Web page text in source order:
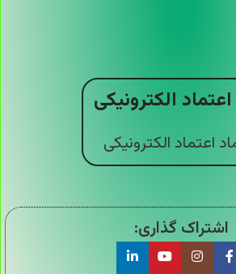
الکترونیکی
اشتراک گذاری: